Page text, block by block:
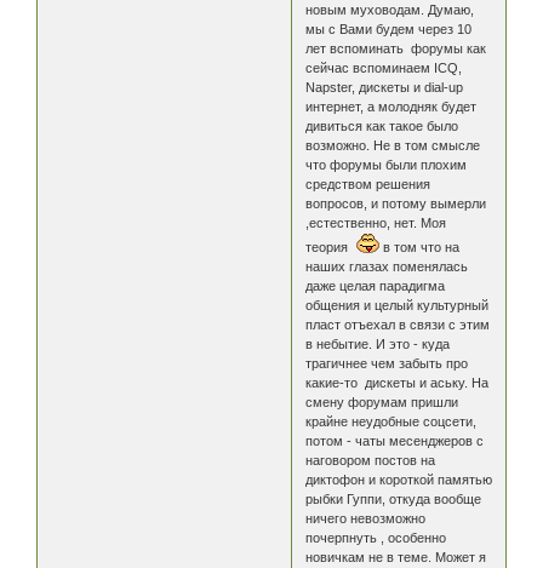
новым муховодам. Думаю,
мы с Вами будем через 10
лет вспоминать форумы как
сейчас вспоминаем ICQ,
Napster, дискеты и dial-up
интернет, а молодняк будет
дивиться как такое было
возможно. Не в том смысле
что форумы были плохим
средством решения
вопросов, и потому вымерли
,естественно, нет. Моя
теория
в том что на
наших глазах поменялась
даже целая парадигма
общения и целый культурный
пласт отъехал в связи с этим
в небытие. И это - куда
трагичнее чем забыть про
какие-то дискеты и аську. На
смену форумам пришли
крайне неудобные соцсети,
потом - чаты месенджеров с
наговором постов на
диктофон и короткой памятью
рыбки Гуппи, откуда вообще
ничего невозможно
почерпнуть , особенно
новичкам не в теме. Может я